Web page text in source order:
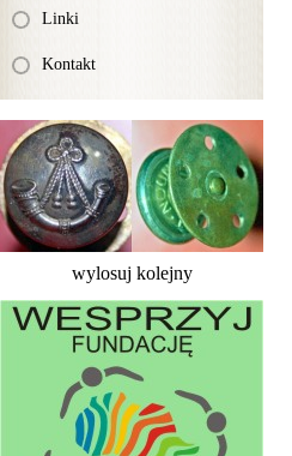
Linki
Kontakt
wylosuj kolejny